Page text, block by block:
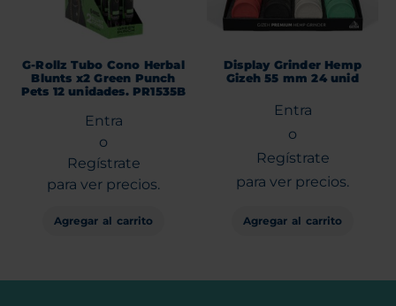
G-Rollz Tubo Cono Herbal
Blunts x2 Green Punch
Pets 12 unidades. PR1535B
Entra
o
Regístrate
para ver precios.
Agregar al carrito
Display Grinder Hemp
Gizeh 55 mm 24 unid
Entra
o
Regístrate
para ver precios.
Agregar al carrito